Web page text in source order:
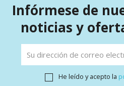
Infórmese de
noticias y
He leído y acepto la